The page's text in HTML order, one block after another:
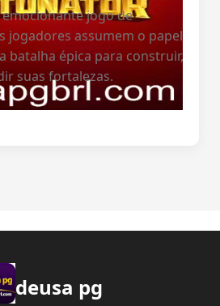
jogo de
jogadores assumem o papel
batalha épica para construir,
suas fortalezas.
deusa pg